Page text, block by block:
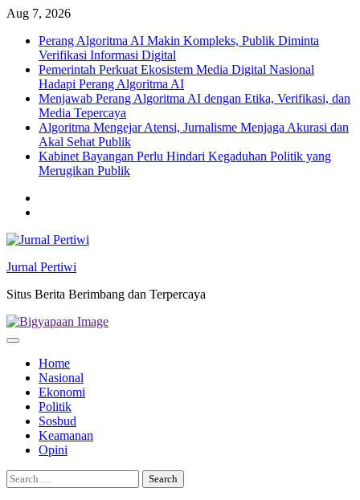
Skip
content
Aug 7, 2026
Perang Algoritma AI Makin Kompleks, Publik Diminta
Verifikasi Informasi Digital
Pemerintah Perkuat Ekosistem Media Digital Nasional
Hadapi Perang Algoritma AI
Menjawab Perang Algoritma AI dengan Etika, Verifikasi, dan
Media Tepercaya
Algoritma Mengejar Atensi, Jurnalisme Menjaga Akurasi dan
Akal Sehat Publik
Kabinet Bayangan Perlu Hindari Kegaduhan Politik yang
Merugikan Publik
Jurnal Pertiwi
Situs Berita Berimbang dan Terpercaya
Home
Nasional
Ekonomi
Politik
Sosbud
Keamanan
Opini
Search
for: